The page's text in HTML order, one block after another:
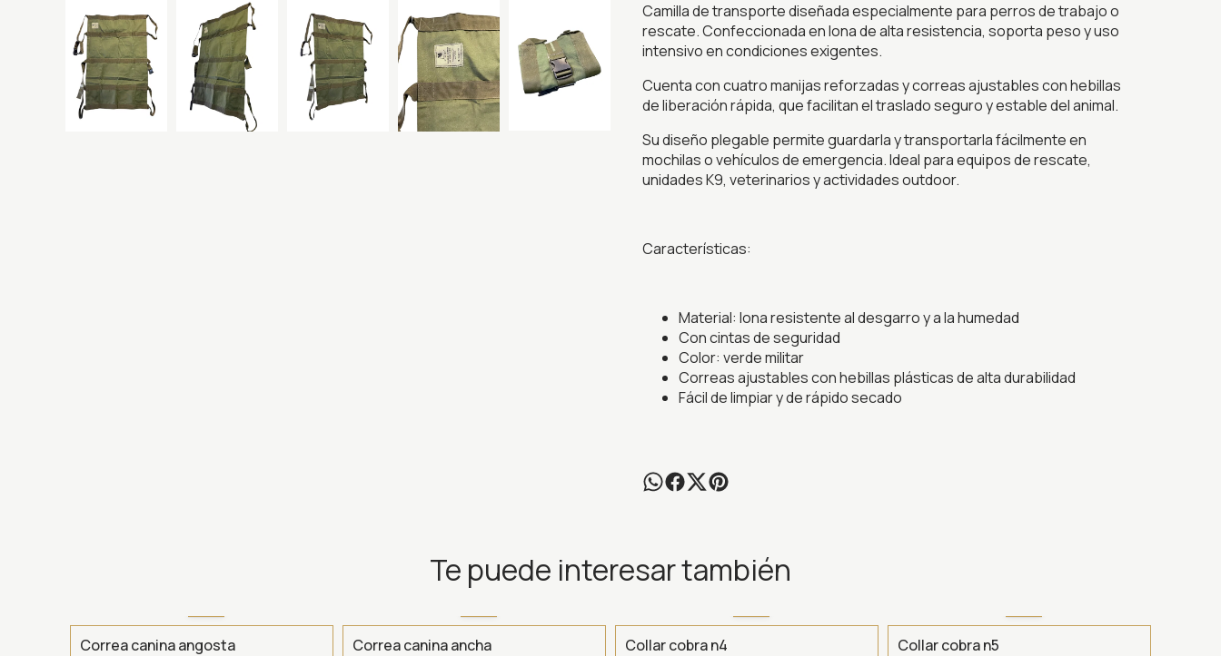
Camilla de transporte diseñada especialmente para perros de trabajo o
rescate. Confeccionada en lona de alta resistencia, soporta peso y uso
intensivo en condiciones exigentes.
Cuenta con cuatro manijas reforzadas y correas ajustables con hebillas
de liberación rápida, que facilitan el traslado seguro y estable del animal.
Su diseño plegable permite guardarla y transportarla fácilmente en
mochilas o vehículos de emergencia. Ideal para equipos de rescate,
unidades K9, veterinarios y actividades outdoor.
Características:
Material: lona resistente al desgarro y a la humedad
Con cintas de seguridad
Color: verde militar
Correas ajustables con hebillas plásticas de alta durabilidad
Fácil de limpiar y de rápido secado
Te puede interesar también
Correa canina angosta Correa canina ancha Collar cobra n4 Collar cobra n5